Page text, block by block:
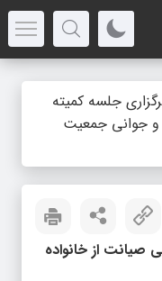
جلسه کمیته
و جوانی جمعیت
صیانت از خانواده